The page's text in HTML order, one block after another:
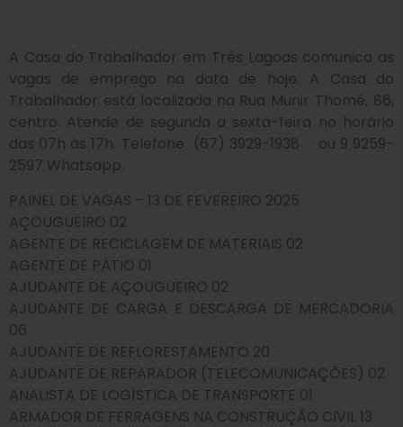
A Casa do Trabalhador em Três Lagoas comunica as
vagas de emprego na data de hoje. A Casa do
Trabalhador está localizada na Rua Munir Thomé, 86,
centro. Atende de segunda a sexta-feira no horário
das 07h às 17h. Telefone (67) 3929-1938 ou 9 9259-
2597 Whatsapp.
PAINEL DE VAGAS – 13 DE FEVEREIRO 2025
AÇOUGUEIRO 02
AGENTE DE RECICLAGEM DE MATERIAIS 02
AGENTE DE PÁTIO 01
AJUDANTE DE AÇOUGUEIRO 02
AJUDANTE DE CARGA E DESCARGA DE MERCADORIA
06
AJUDANTE DE REFLORESTAMENTO 20
AJUDANTE DE REPARADOR (TELECOMUNICAÇÕES) 02
ANALISTA DE LOGÍSTICA DE TRANSPORTE 01
ARMADOR DE FERRAGENS NA CONSTRUÇÃO CIVIL 13